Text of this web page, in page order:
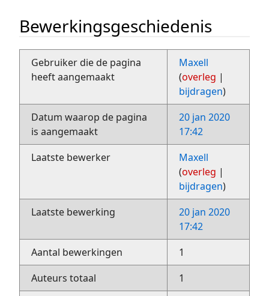
Bewerkingsgeschiedenis
Gebruiker die de pagina
heeft aangemaakt
Maxell
(overleg |
bijdragen)
Datum waarop de pagina
is aangemaakt
20 jan 2020
17:42
Laatste bewerker
Maxell
(overleg |
bijdragen)
Laatste bewerking
20 jan 2020
17:42
Aantal bewerkingen
1
Auteurs totaal
1